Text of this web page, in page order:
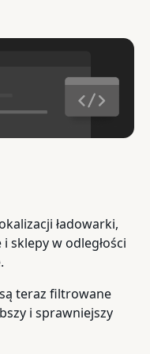
ładowarki,
sklepy w odległości
teraz filtrowane
i sprawniejszy